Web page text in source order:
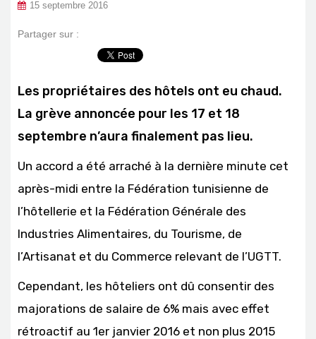
15 septembre 2016
Partager sur :
Les propriétaires des hôtels ont eu chaud.
La grève annoncée pour les 17 et 18
septembre n’aura finalement pas lieu.
Un accord a été arraché à la dernière minute cet
après-midi entre la Fédération tunisienne de
l’hôtellerie et la Fédération Générale des
Industries Alimentaires, du Tourisme, de
l’Artisanat et du Commerce relevant de l’UGTT.
Cependant, les hôteliers ont dû consentir des
majorations de salaire de 6% mais avec effet
rétroactif au 1er janvier 2016 et non plus 2015